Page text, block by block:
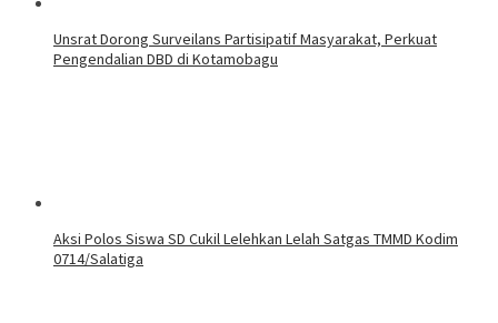
Unsrat Dorong Surveilans Partisipatif Masyarakat, Perkuat
Pengendalian DBD di Kotamobagu
Aksi Polos Siswa SD Cukil Lelehkan Lelah Satgas TMMD Kodim
0714/Salatiga